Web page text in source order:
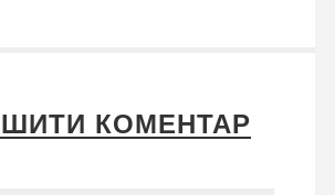
КОМЕНТАР